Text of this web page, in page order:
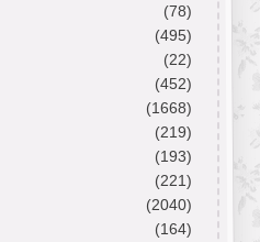
(78)
(495)
(22)
(452)
(1668)
(219)
(193)
(221)
(2040)
(164)